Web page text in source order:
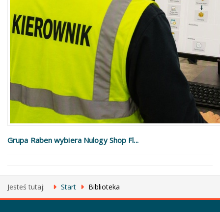
Grupa Raben wybiera Nulogy Shop Fl...
Jesteś tutaj: Start Biblioteka